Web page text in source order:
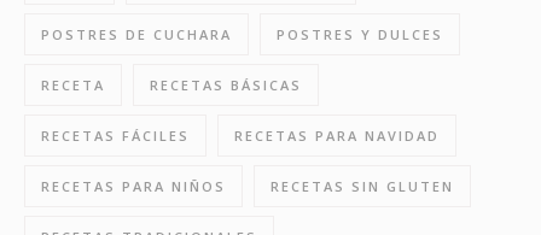
POSTRES DE CUCHARA POSTRES Y DULCES
RECETA RECETAS BÁSICAS
RECETAS FÁCILES RECETAS PARA NAVIDAD
RECETAS PARA NIÑOS RECETAS SIN GLUTEN